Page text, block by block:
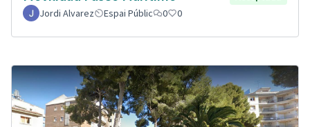
Jordi Alvarez
Espai Públic 0 0